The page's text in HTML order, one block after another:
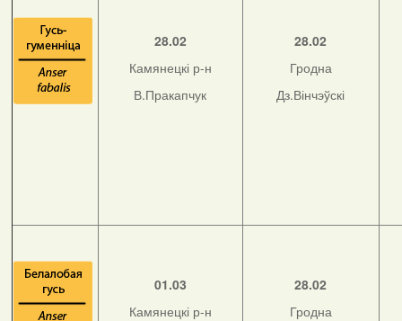
28.02
Камянецкі р-н
В.Пракапчук
28.02
Гродна
Дз.Вінчэўскі
01.03
Камянецкі р-н
28.02
Гродна